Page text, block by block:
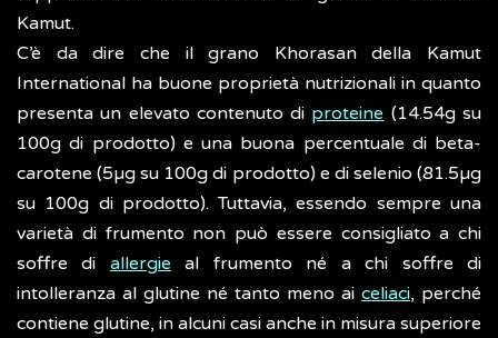
Kamut.
C’è da dire che il grano Khorasan della Kamut
International ha buone proprietà nutrizionali in quanto
presenta un elevato contenuto di proteine (14.54g su
100g di prodotto) e una buona percentuale di beta-
carotene (5µg su 100g di prodotto) e di selenio (81.5µg
su 100g di prodotto). Tuttavia, essendo sempre una
varietà di frumento non può essere consigliato a chi
soffre di allergie al frumento né a chi soffre di
intolleranza al glutine né tanto meno ai celiaci, perché
contiene glutine, in alcuni casi anche in misura superiore